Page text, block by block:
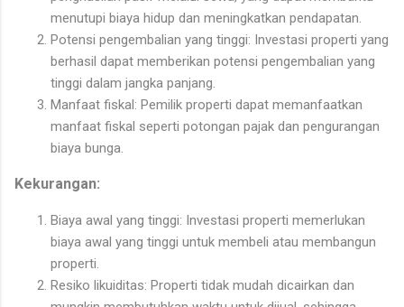
menutupi biaya hidup dan meningkatkan pendapatan.
Potensi pengembalian yang tinggi: Investasi properti yang
berhasil dapat memberikan potensi pengembalian yang
tinggi dalam jangka panjang.
Manfaat fiskal: Pemilik properti dapat memanfaatkan
manfaat fiskal seperti potongan pajak dan pengurangan
biaya bunga.
Kekurangan:
Biaya awal yang tinggi: Investasi properti memerlukan
biaya awal yang tinggi untuk membeli atau membangun
properti.
Resiko likuiditas: Properti tidak mudah dicairkan dan